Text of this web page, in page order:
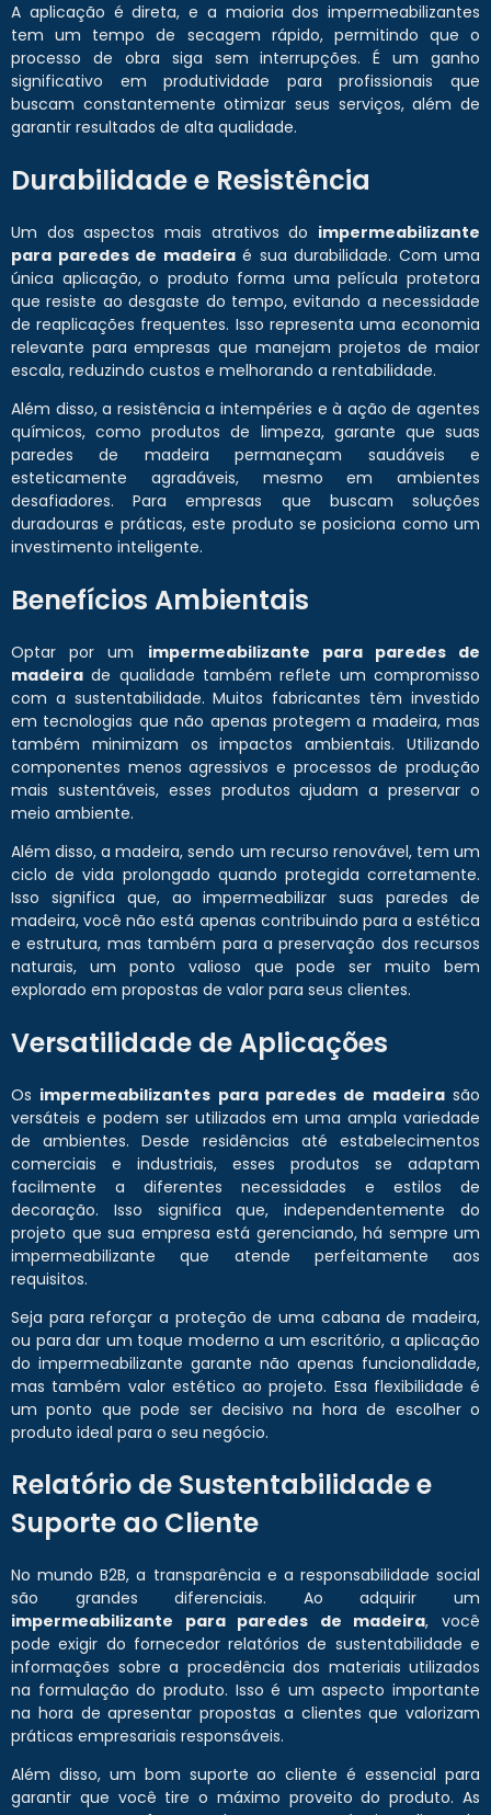
A aplicação é direta, e a maioria dos impermeabilizantes
tem um tempo de secagem rápido, permitindo que o
processo de obra siga sem interrupções. É um ganho
significativo em produtividade para profissionais que
buscam constantemente otimizar seus serviços, além de
garantir resultados de alta qualidade.
Durabilidade e Resistência
Um dos aspectos mais atrativos do impermeabilizante
para paredes de madeiraé sua durabilidade. Com uma
única aplicação, o produto forma uma película protetora
que resiste ao desgaste do tempo, evitando a necessidade
de reaplicações frequentes. Isso representa uma economia
relevante para empresas que manejam projetos de maior
escala, reduzindo custos e melhorando a rentabilidade.
Além disso, a resistência a intempéries e à ação de agentes
químicos, como produtos de limpeza, garante que suas
paredes de madeira permaneçam saudáveis e
esteticamente agradáveis, mesmo em ambientes
desafiadores. Para empresas que buscam soluções
duradouras e práticas, este produto se posiciona como um
investimento inteligente.
Benefícios Ambientais
Optar por um impermeabilizante para paredes de
madeira de qualidade também reflete um compromisso
com a sustentabilidade. Muitos fabricantes têm investido
em tecnologias que não apenas protegem a madeira, mas
também minimizam os impactos ambientais. Utilizando
componentes menos agressivos e processos de produção
mais sustentáveis, esses produtos ajudam a preservar o
meio ambiente.
Além disso, a madeira, sendo um recurso renovável, tem um
ciclo de vida prolongado quando protegida corretamente.
Isso significa que, ao impermeabilizar suas paredes de
madeira, você não está apenas contribuindo para a estética
e estrutura, mas também para a preservação dos recursos
naturais, um ponto valioso que pode ser muito bem
explorado em propostas de valor para seus clientes.
Versatilidade de Aplicações
Os impermeabilizantes para paredes de madeirasão
versáteis e podem ser utilizados em uma ampla variedade
de ambientes. Desde residências até estabelecimentos
comerciais e industriais, esses produtos se adaptam
facilmente a diferentes necessidades e estilos de
decoração. Isso significa que, independentemente do
projeto que sua empresa está gerenciando, há sempre um
impermeabilizante que atende perfeitamente aos
requisitos.
Seja para reforçar a proteção de uma cabana de madeira,
ou para dar um toque moderno a um escritório, a aplicação
do impermeabilizante garante não apenas funcionalidade,
mas também valor estético ao projeto. Essa flexibilidade é
um ponto que pode ser decisivo na hora de escolher o
produto ideal para o seu negócio.
Relatório de Sustentabilidade e
Suporte ao Cliente
No mundo B2B, a transparência e a responsabilidade social
são grandes diferenciais. Ao adquirir um
impermeabilizante para paredes de madeira, você
pode exigir do fornecedor relatórios de sustentabilidade e
informações sobre a procedência dos materiais utilizados
na formulação do produto. Isso é um aspecto importante
na hora de apresentar propostas a clientes que valorizam
práticas empresariais responsáveis.
Além disso, um bom suporte ao cliente é essencial para
garantir que você tire o máximo proveito do produto. As